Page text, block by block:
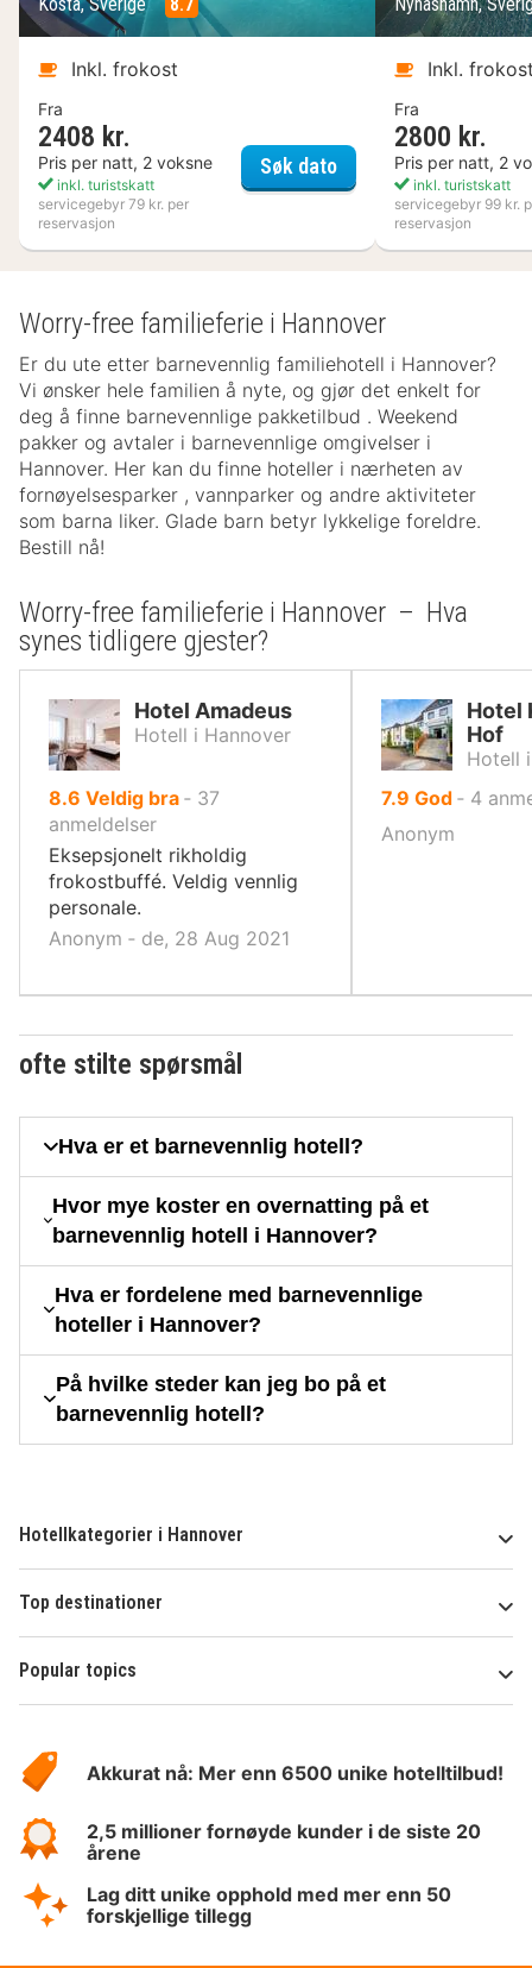
Inkl. frokost
Fra
2408 kr.
Pris per natt, 2 voksne
inkl. turistskatt
servicegebyr 79 kr. per
reservasjon
Søk datoKosta Boda Art Hotel
Inkl.
Fra
2800 kr.
Pris per natt, 2
inkl. turistskatt
servicegebyr 99 kr.
reservasjon
Worry-free familieferie i Hannover
Er du ute etter barnevennlig familiehotell i Hannover?
Vi ønsker hele familien å nyte, og gjør det enkelt for
deg å finne barnevennlige pakketilbud . Weekend
pakker og avtaler i barnevennlige omgivelser i
Hannover. Her kan du finne hoteller i nærheten av
fornøyelsesparker , vannparker og andre aktiviteter
som barna liker. Glade barn betyr lykkelige foreldre.
Bestill nå!
Worry-free familieferie i Hannover – Hva
synes tidligere gjester?
Hotel Amadeus
Hotell i Hannover
8.6 av
10,
Veldig bra ‐ 37
anmeldelser
Eksepsjonelt rikholdig
frokostbuffé. Veldig vennlig
personale.
Anonym ‐ de, 28 Aug 2021
Hotel
Hof
Hotell
7.9 av
God ‐ 4
Anonym
ofte stilte spørsmål
Hva er et barnevennlig hotell?
Hvor mye koster en overnatting på et
barnevennlig hotell i Hannover?
Hva er fordelene med barnevennlige
hoteller i Hannover?
På hvilke steder kan jeg bo på et
barnevennlig hotell?
Hotellkategorier i Hannover
Top destinationer
Popular topics
Hotelspecials
Akkurat nå: Mer enn 6500 unike hotelltilbud!
2,5 millioner fornøyde kunder i de siste 20
årene
Lag ditt unike opphold med mer enn 50
forskjellige tillegg